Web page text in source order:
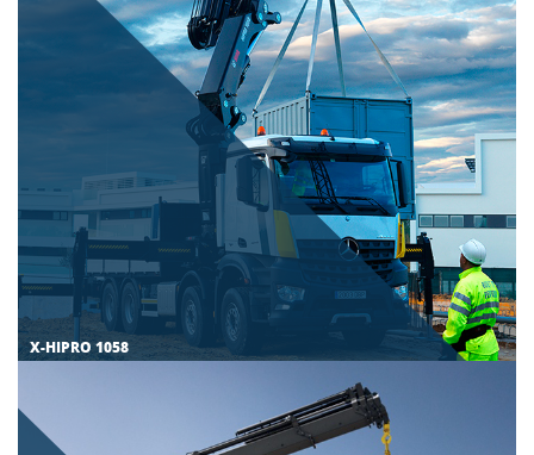
X-HIPRO 1058